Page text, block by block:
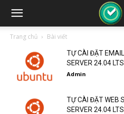
Trang chủ Bài viết
TỰ CÀI ĐẶT
SERVER 24.04 LTS.
Admin
TỰ CÀI ĐẶT WEB
SERVER 24.04 LTS.